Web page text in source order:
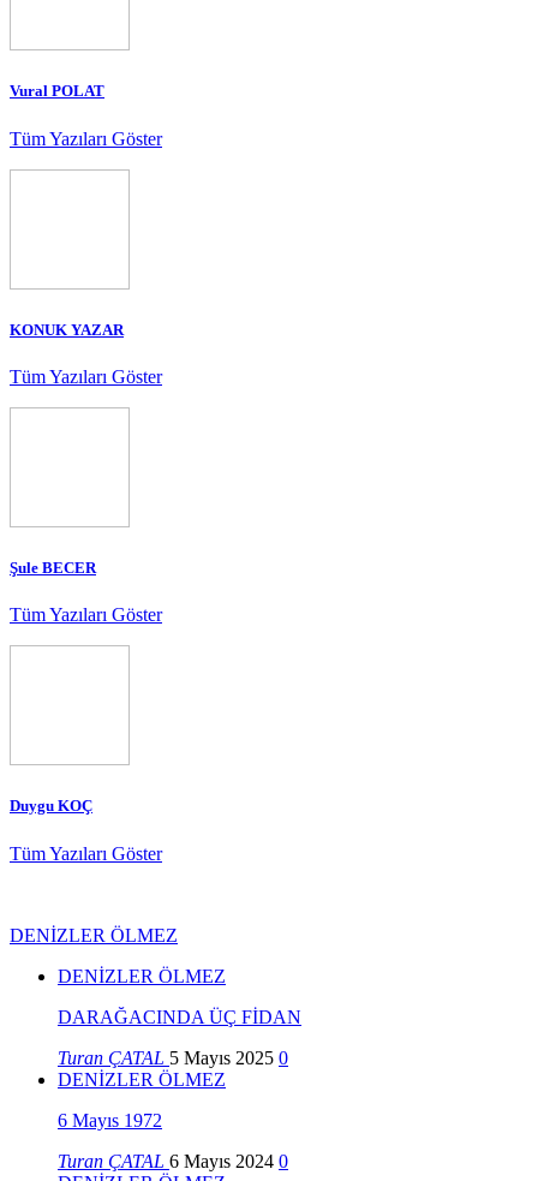
Vural POLAT
Tüm Yazıları Göster
KONUK YAZAR
Tüm Yazıları Göster
Şule BECER
Tüm Yazıları Göster
Duygu KOÇ
Tüm Yazıları Göster
DENİZLER ÖLMEZ
DENİZLER ÖLMEZ
DARAĞACINDA ÜÇ FİDAN
Turan ÇATAL 5 Mayıs 2025 0
DENİZLER ÖLMEZ
6 Mayıs 1972
Turan ÇATAL 6 Mayıs 2024 0